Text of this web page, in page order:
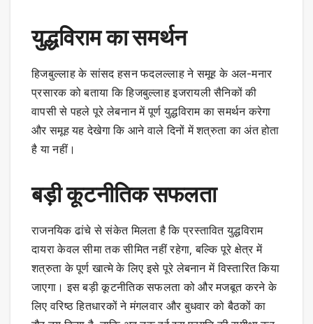
युद्धविराम का समर्थन
हिजबुल्लाह के सांसद हसन फदलल्लाह ने समूह के अल-मनार
प्रसारक को बताया कि हिजबुल्लाह इजरायली सैनिकों की
वापसी से पहले पूरे लेबनान में पूर्ण युद्धविराम का समर्थन करेगा
और समूह यह देखेगा कि आने वाले दिनों में शत्रुता का अंत होता
है या नहीं।
बड़ी कूटनीतिक सफलता
राजनयिक ढांचे से संकेत मिलता है कि प्रस्तावित युद्धविराम
दायरा केवल सीमा तक सीमित नहीं रहेगा, बल्कि पूरे क्षेत्र में
शत्रुता के पूर्ण खात्मे के लिए इसे पूरे लेबनान में विस्तारित किया
जाएगा। इस बड़ी कूटनीतिक सफलता को और मजबूत करने के
लिए वरिष्ठ हितधारकों ने मंगलवार और बुधवार को बैठकों का